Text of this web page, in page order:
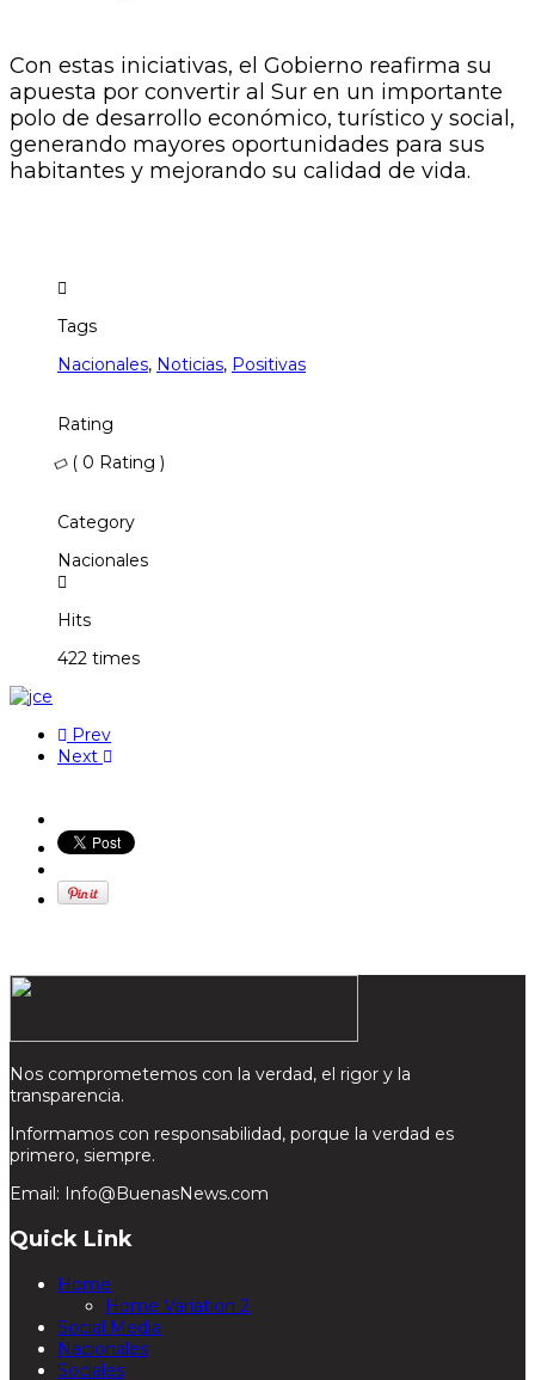
Con estas iniciativas, el Gobierno reafirma su
apuesta por convertir al Sur en un importante
polo de desarrollo económico, turístico y social,
generando mayores oportunidades para sus
habitantes y mejorando su calidad de vida.
Tags
Nacionales, Noticias, Positivas
Rating
( 0 Rating )
Category
Nacionales
Hits
422 times
Prev
Next
Nos comprometemos con la verdad, el rigor y la
transparencia.
Informamos con responsabilidad, porque la verdad es
primero, siempre.
Email: Info@BuenasNews.com
Quick Link
Home
Home Variation 2
Social Media
Nacionales
Sociales